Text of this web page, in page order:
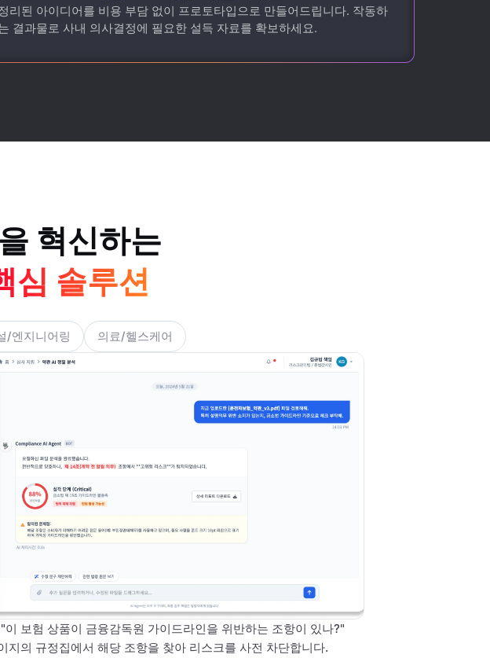
리된 아이디어를 비용 부담 없이 프로토타입으로 만들어드립니다. 작동하
결과물로 사내 의사결정에 필요한 설득 자료를 확보하세요.
혁신하는
심 솔루션
/엔지니어링 의료/헬스케어
"이 보험 상품이 금융감독원 가이드라인을 위반하는 조항이 있나?"
지의 규정집에서 해당 조항을 찾아 리스크를 사전 차단합니다.